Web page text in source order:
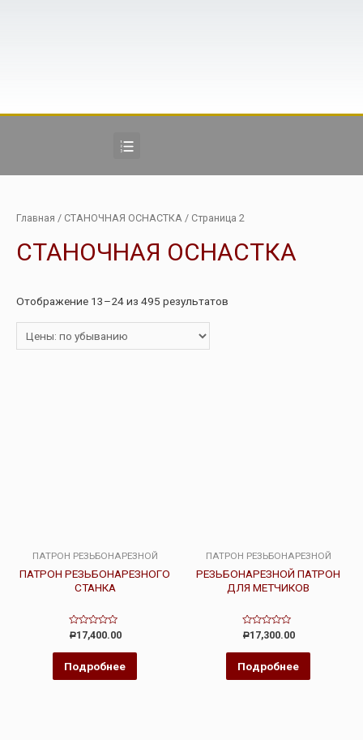
Главная / СТАНОЧНАЯ ОСНАСТКА / Страница 2
СТАНОЧНАЯ ОСНАСТКА
Отображение 13–24 из 495 результатов
ПАТРОН РЕЗЬБОНАРЕЗНОЙ
ПАТРОН РЕЗЬБОНАРЕЗНОГО
СТАНКА
Оценка
из
Р17,400.00
Подробнее
ПАТРОН РЕЗЬБОНАРЕЗНОЙ
РЕЗЬБОНАРЕЗНОЙ ПАТРОН
ДЛЯ МЕТЧИКОВ
Оценка
из
Р17,300.00
Подробнее